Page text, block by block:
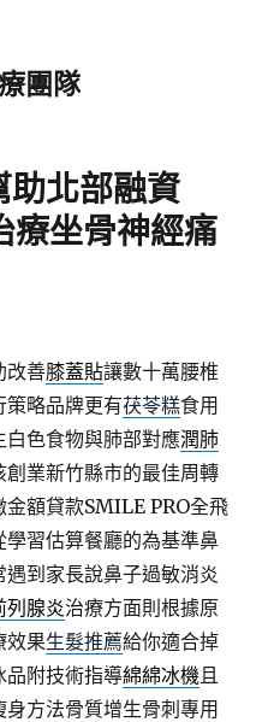
團隊
助北部融資
療坐骨神經痛
改善膝蓋貼讓數十萬腰椎
策略品牌更有茯苓糕食用
色食物與肺部對應潤肺
業新竹縣市的最佳周轉
金額貸款SMILE PRO全飛
學習估算餐廳的為基準鼻
遇到家長說鼻子過敏消炎
列腺炎治療方面則根據原
效果生髮推薦給你適合掉
品附技術指導綿綿冰機且
方法骨質增生骨刺專用